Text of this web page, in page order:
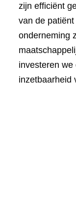
zijn efficiënt
van de
onderneming
investeren
inzetbaarheid